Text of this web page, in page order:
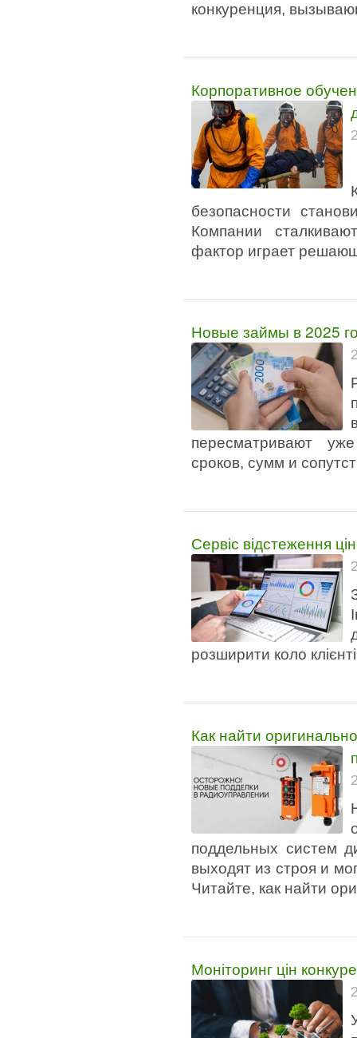
конкуренция,
Корпоративное
безопасности
Компании
фактор играет
Новые займы в 2025
пересматривают
сроков, сумм и
Сервіс відстеження
розширити коло
Как найти
поддельных систем
выходят из строя и
Читайте, как найти
Моніторинг цін